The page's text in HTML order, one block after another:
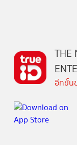
THE
อีกขั้น